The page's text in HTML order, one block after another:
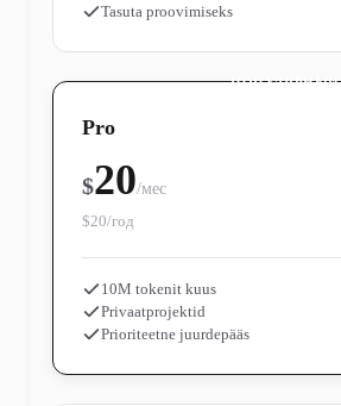
Tasuta proovimiseks
ПОПУЛЯРНЫЙ
Pro
$20/мес
$20/год
10M tokenit kuus
Privaatprojektid
Prioriteetne juurdepääs